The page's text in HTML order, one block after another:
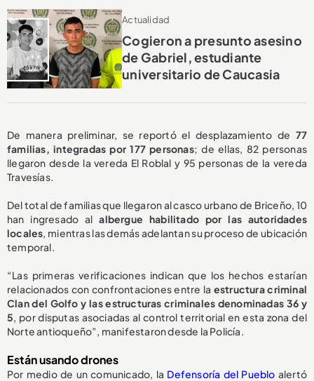
Actualidad
Cogieron a presunto asesino
de Gabriel, estudiante
universitario de Caucasia
De manera preliminar, se reportó el desplazamiento de 77
familias, integradas por 177 personas; de ellas, 82 personas
llegaron desde la vereda El Roblal y 95 personas de la vereda
Travesías.
Del total de familias que llegaron al casco urbano de Briceño, 10
han ingresado alalbergue habilitado por las autoridades
locales, mientras las demás adelantan su proceso de ubicación
temporal.
“Las primeras verificaciones indican que los hechos estarían
relacionados con confrontaciones entre la estructura criminal
Clan del Golfo y las estructuras criminales denominadas 36 y
5, por disputas asociadas al control territorial en esta zona del
Norte antioqueño”, manifestaron desde la Policía.
Están usando drones
Por medio de un comunicado, la Defensoría del Pueblo alertó